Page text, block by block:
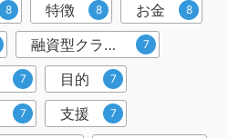
8 特徴 8 お金 8
融資型クラウドファンディング 7
7 目的 7
7 支援 7